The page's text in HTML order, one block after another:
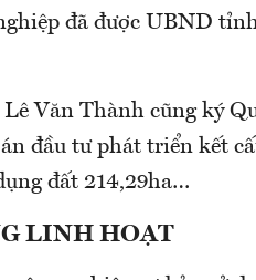
đã được UBND
Văn Thành cũng ký
đầu tư phát triển kết
đất 214,29ha…
LINH HOẠT